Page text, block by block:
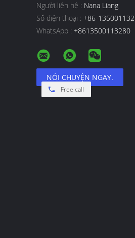
Người liên hệ : Nana Liang
Số điện thoại : +86-
WhatsApp : +8613500113280
NÓI CHUYỆN NGAY.
Free call